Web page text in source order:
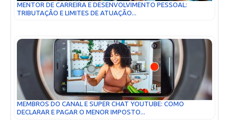
MENTOR DE CARREIRA E DESENVOLVIMENTO PESSOAL:
TRIBUTAÇÃO E LIMITES DE ATUAÇÃO...
MEMBROS DO CANAL E SUPER CHAT YOUTUBE: COMO
DECLARAR E PAGAR O MENOR IMPOSTO...